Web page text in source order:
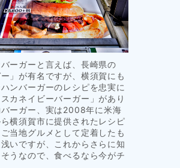
ーガーと言えば、長崎県の
ー」が有名ですが、横須賀にも
ンバーガーのレシピを忠実に
カネイビーバーガー」があり
バーガー、実は2008年に米海
横須賀市に提供されたレシピ
当地グルメとして定着したも
いですが、これからさらに知
うなので、食べるなら今がチ